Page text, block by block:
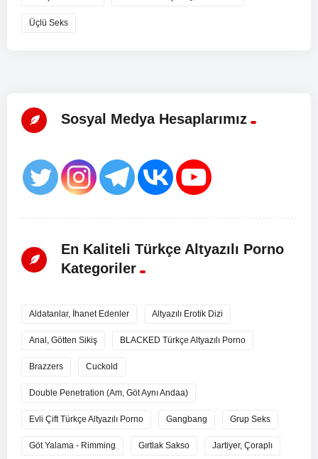
Üçlü Seks
Sosyal Medya Hesaplarımız
En Kaliteli Türkçe Altyazılı Porno
Kategoriler
Aldatanlar, İhanet Edenler Altyazılı Erotik Dizi
Anal, Götten Sikiş BLACKED Türkçe Altyazılı Porno
Brazzers Cuckold
Double Penetration (Am, Göt Aynı Andaa)
Evli Çift Türkçe Altyazılı Porno Gangbang Grup Seks
Göt Yalama - Rimming Gırtlak Sakso Jartiyer, Çoraplı